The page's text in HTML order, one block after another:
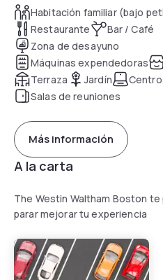
Habitación familiar (bajo
Restaurante
Bar / Café
Zona de desayuno
Máquinas expendedoras
Terraza
Jardín
Salas de reuniones
Más información
A la carta
The Westin Waltham Boston
parar mejorar tu experiencia